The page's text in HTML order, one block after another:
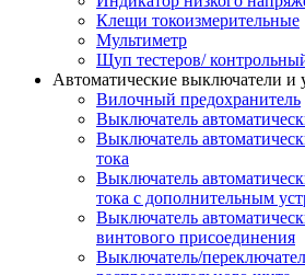
Клещи токоизмерительные
Мультиметр
Щуп тестеров/
Автоматические выключатели и
Вилочный предохранитель
Выключатель
Выключатель
тока
Выключатель
тока с дополнительным
Выключатель
винтового присоединения
Выключатель/